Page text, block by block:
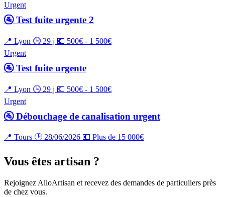
Urgent
🚰 Test fuite urgente 2
📍 Lyon 🕒 29 j 💶 500€ - 1 500€
Urgent
🚰 Test fuite urgente
📍 Lyon 🕒 29 j 💶 500€ - 1 500€
Urgent
🚰 Débouchage de canalisation urgent
📍 Tours 🕒 28/06/2026 💶 Plus de 15 000€
Vous êtes artisan ?
Rejoignez AlloArtisan et recevez des demandes de particuliers près
de chez vous.